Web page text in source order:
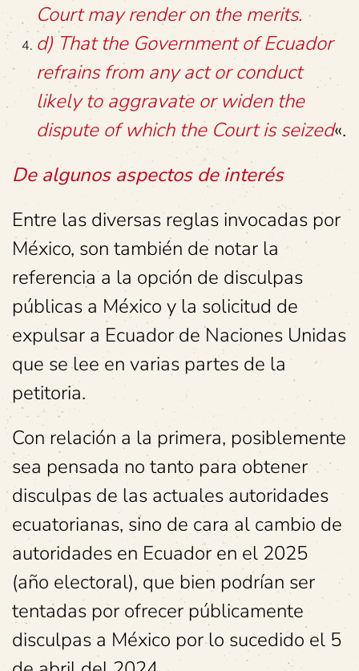
Court may render on the merits.
d) That the Government of Ecuador
refrains from any act or conduct
likely to aggravate or widen the
dispute of which the Court is seized«.
De algunos aspectos de interés
Entre las diversas reglas invocadas por
México, son también de notar la
referencia a la opción de disculpas
públicas a México y la solicitud de
expulsar a Ecuador de Naciones Unidas
que se lee en varias partes de la
petitoria.
Con relación a la primera, posiblemente
sea pensada no tanto para obtener
disculpas de las actuales autoridades
ecuatorianas, sino de cara al cambio de
autoridades en Ecuador en el 2025
(año electoral), que bien podrían ser
tentadas por ofrecer públicamente
disculpas a México por lo sucedido el 5